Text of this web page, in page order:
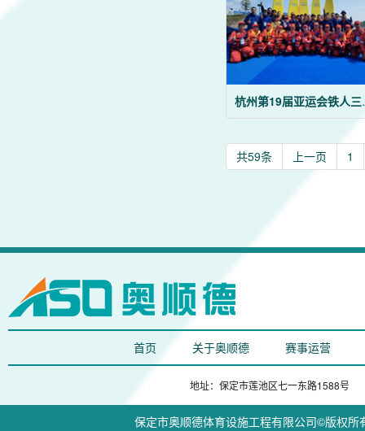
杭州
共59条 上一页 1
首页 关于奥顺德 赛事运营
地址：保定市莲池区七一东路1588
保定市奥顺德体育设施工程有限公司©版